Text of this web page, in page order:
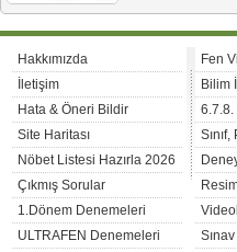
Hakkımızda
İletişim
Hata & Öneri Bildir
Site Haritası
Nöbet Listesi Hazırla 2026
Çıkmış Sorular
1.Dönem Denemeleri
ULTRAFEN Denemeleri
Fen
Bilim
6.7.8.